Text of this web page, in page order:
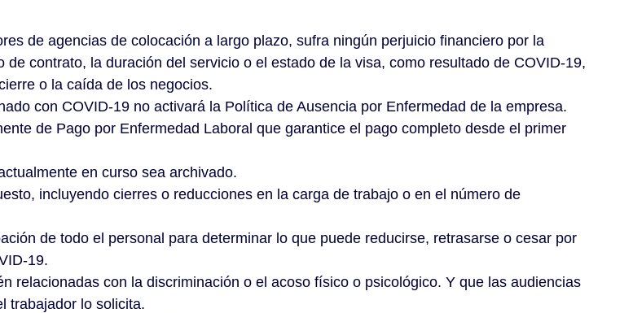
de agencias de colocación a largo plazo, sufra ningún perjuicio financiero por la
contrato, la duración del servicio o el estado de la visa, como resultado de COVID-19,
o la caída de los negocios.
con COVID-19 no activará la Política de Ausencia por Enfermedad de la empresa.
de Pago por Enfermedad Laboral que garantice el pago completo desde el primer
en curso sea archivado.
incluyendo cierres o reducciones en la carga de trabajo o en el número de
de todo el personal para determinar lo que puede reducirse, retrasarse o cesar por
19.
relacionadas con la discriminación o el acoso físico o psicológico. Y que las audiencias
trabajador lo solicita.